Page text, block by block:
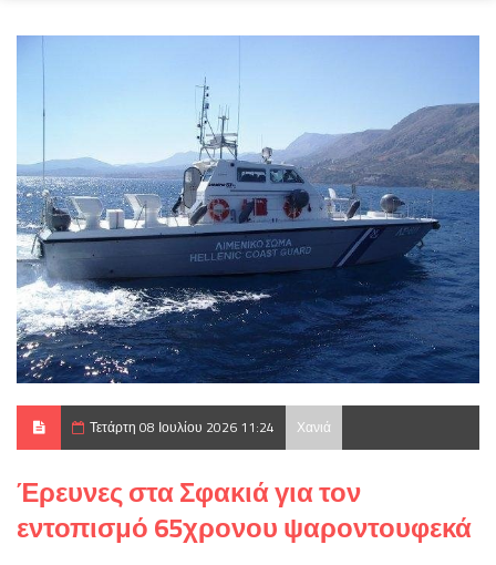
Τετάρτη 08 Ιουλίου 2026 11:24 Χανιά
Έρευνες στα Σφακιά για τον
εντοπισμό 65χρονου ψαροντουφεκά